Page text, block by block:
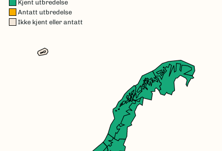
Kjent utbredelse
Antatt utbredelse
Ikke kjent eller antatt